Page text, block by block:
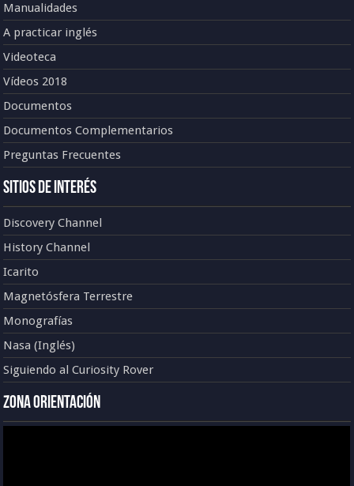
Manualidades
A practicar inglés
Videoteca
Vídeos 2018
Documentos
Documentos Complementarios
Preguntas Frecuentes
Sitios de Interés
Discovery Channel
History Channel
Icarito
Magnetósfera Terrestre
Monografías
Nasa (Inglés)
Siguiendo al Curiosity Rover
Zona Orientación